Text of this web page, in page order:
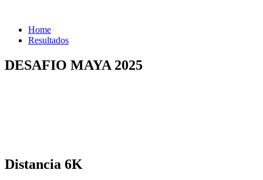
Home
Resultados
DESAFIO MAYA 2025
Distancia 6K